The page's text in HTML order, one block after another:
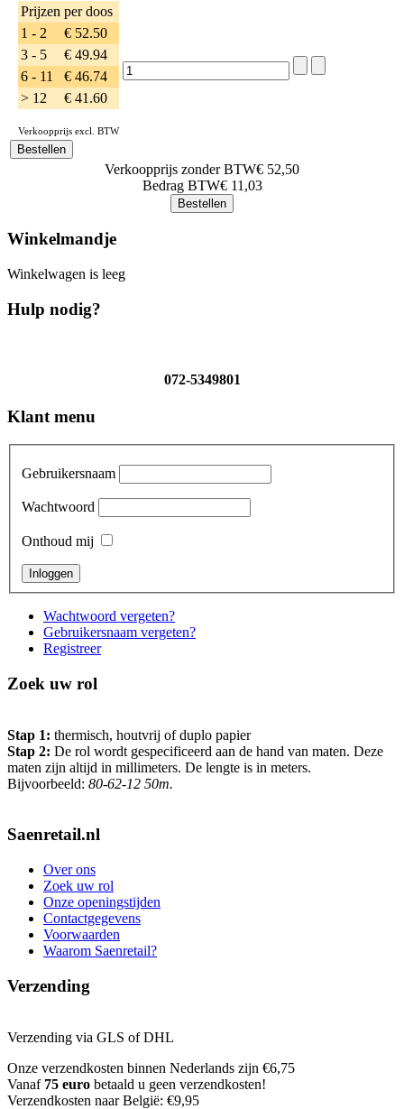
Prijzen per doos
1 - 2
€ 52.50
3 - 5
€ 49.94
6 - 11
€ 46.74
> 12
€ 41.60
Verkoopprijs excl. BTW
Verkoopprijs zonder BTW€ 52,50
Bedrag BTW€ 11,03
Winkelmandje
Winkelwagen is leeg
Hulp nodig?
072-5349801
Klant menu
Gebruikersnaam
Wachtwoord
Onthoud mij
Wachtwoord vergeten?
Gebruikersnaam vergeten?
Registreer
Zoek uw rol
Stap 1: thermisch, houtvrij of duplo papier
Stap 2: De rol wordt gespecificeerd aan de hand van maten. Deze
maten zijn altijd in millimeters. De lengte is in meters.
Bijvoorbeeld: 80-62-12 50m.
Saenretail.nl
Over ons
Zoek uw rol
Onze openingstijden
Contactgegevens
Voorwaarden
Waarom Saenretail?
Verzending
Verzending via GLS of DHL
Onze verzendkosten binnen Nederlands zijn €6,75
Vanaf 75 euro betaald u geen verzendkosten!
Verzendkosten naar België: €9,95